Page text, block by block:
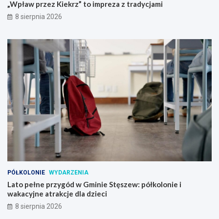
p
r
e
a
t
r
a
d
y
c
j
a
m
e
S
t
s
e
w
:
p
ó
ł
k
o
l
o
i
e
i
w
a
k
„Wpław przez Kiekrz” to impreza z tradycjami
8 sierpnia 2026
PÓŁKOLONIE WYDARZENIA
Lato pełne przygód w Gminie Stęszew: półkolonie i
wakacyjne atrakcje dla dzieci
8 sierpnia 2026